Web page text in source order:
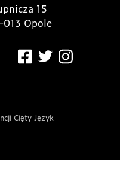
15
Opole
Cięty Język